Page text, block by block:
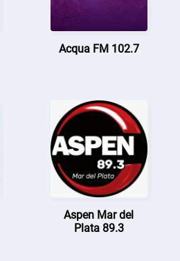
Acqua FM 102.7
Aspen Mar del
Plata 89.3